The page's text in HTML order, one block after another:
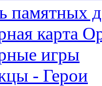
памятных
карта
игры
- Герои